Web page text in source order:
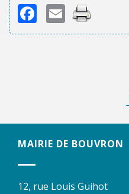
Facebook
Email
MAIRIE DE BOUVRON
12, rue Louis Guihot